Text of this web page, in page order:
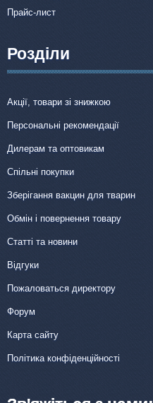
Прайс-лист
Розділи
Акції, товари зі знижкою
Персональні рекомендації
Дилерам та оптовикам
Спільні покупки
Зберігання вакцин для тварин
Обмін і повернення товару
Статті та новини
Відгуки
Пожаловаться директору
Форум
Карта сайту
Політика конфіденційності